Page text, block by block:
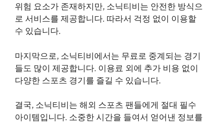
위험 요소가 존재하지만, 소닉티비는 안전한 방식으
로 서비스를 제공합니다. 따라서 걱정 없이 이용할
수 있습니다.
마지막으로, 소닉티비에서는 무료로 중계되는 경기
들도 많이 제공합니다. 이용료 외에 추가 비용 없이
다양한 스포츠 경기를 즐길 수 있습니다.
결국, 소닉티비는 해외 스포츠 팬들에게 절대 필수
아이템입니다. 소중한 시간을 들여서 얻어낸 정보를